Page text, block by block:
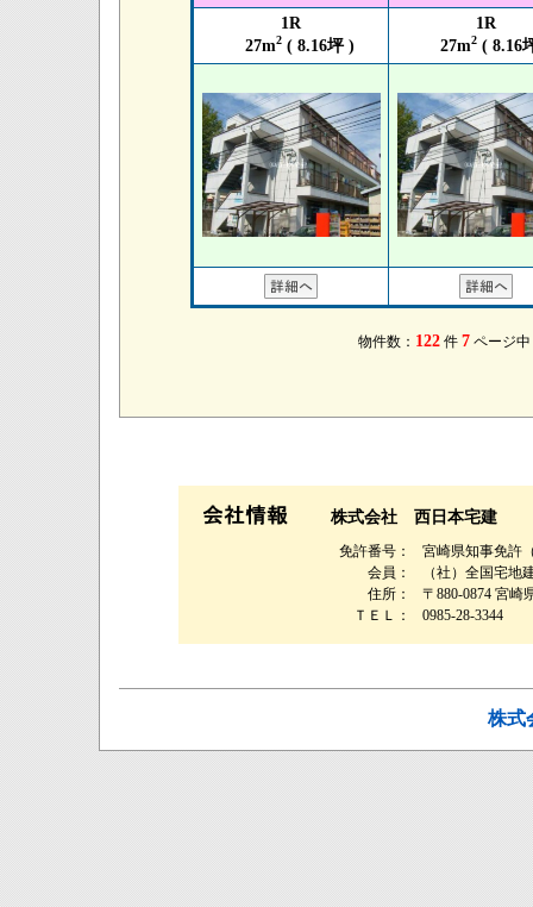
1R
27m2( 8.16坪 )
1R
27m2( 8.16
物件数： 122 件 7 ページ中
株式会社 西日本宅建
免許番号：
宮崎県知事免許
会員：
（社）全国宅地
住所：
〒880-0874 宮崎
ＴＥＬ：
0985-28-3344
株式